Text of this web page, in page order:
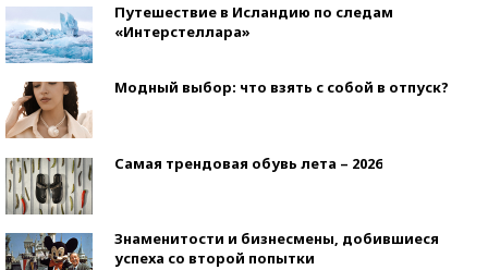
Путешествие в Исландию по следам
«Интерстеллара»
Модный выбор: что взять с собой в отпуск?
Самая трендовая обувь лета – 2026
Знаменитости и бизнесмены, добившиеся
успеха со второй попытки